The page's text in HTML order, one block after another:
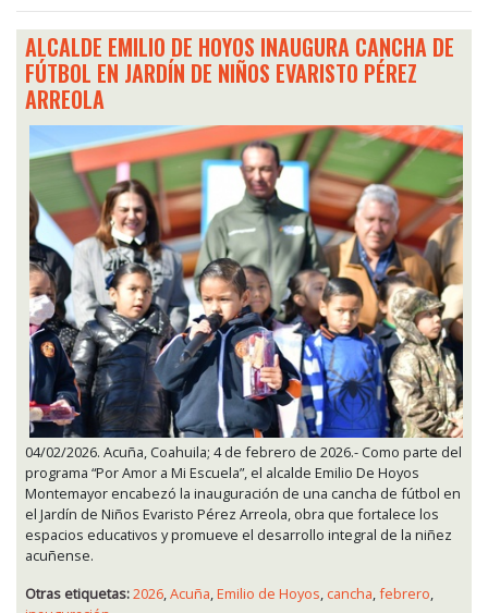
ALCALDE EMILIO DE HOYOS INAUGURA CANCHA DE
FÚTBOL EN JARDÍN DE NIÑOS EVARISTO PÉREZ
ARREOLA
04/02/2026. Acuña, Coahuila; 4 de febrero de 2026.- Como parte del
programa “Por Amor a Mi Escuela”, el alcalde Emilio De Hoyos
Montemayor encabezó la inauguración de una cancha de fútbol en
el Jardín de Niños Evaristo Pérez Arreola, obra que fortalece los
espacios educativos y promueve el desarrollo integral de la niñez
acuñense.
Otras etiquetas:2026,Acuña,Emilio de Hoyos, cancha,febrero,